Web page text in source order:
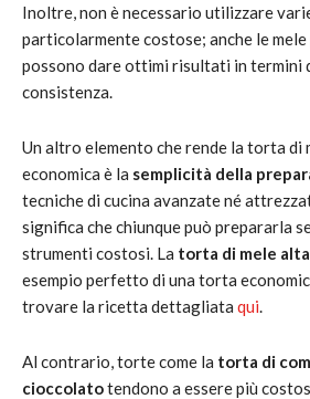
Inoltre, non è necessario utilizzare
particolarmente costose; anche le
possono dare ottimi risultati in termini
consistenza.
Un altro elemento che rende la torta di
economica è la semplicità della
tecniche di cucina avanzate né
significa che chiunque può prepararla
strumenti costosi. La torta di mele
esempio perfetto di una torta
trovare la ricetta dettagliata qui.
Al contrario, torte come la torta di
cioccolatotendono a essere più